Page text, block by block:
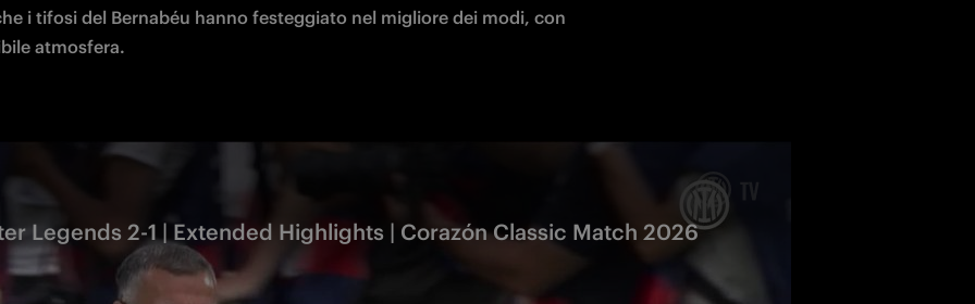
i tifosi del Bernabéu hanno festeggiato nel migliore dei modi, con
atmosfera.
Legends 2-1 | Extended Highlights | Corazón Classic Match 2026